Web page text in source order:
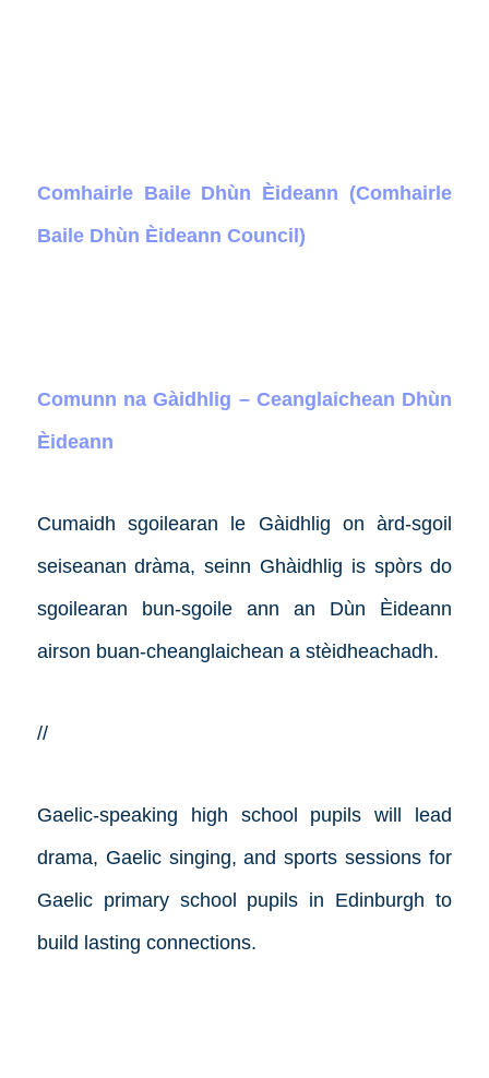
Comhairle Baile Dhùn Èideann (Comhairle
Baile Dhùn Èideann Council)
Comunn na Gàidhlig – Ceanglaichean Dhùn
Èideann
Cumaidh sgoilearan le Gàidhlig on àrd-sgoil
seiseanan dràma, seinn Ghàidhlig is spòrs do
sgoilearan bun-sgoile ann an Dùn Èideann
airson buan-cheanglaichean a stèidheachadh.
//
Gaelic-speaking high school pupils will lead
drama, Gaelic singing, and sports sessions for
Gaelic primary school pupils in Edinburgh to
build lasting connections.